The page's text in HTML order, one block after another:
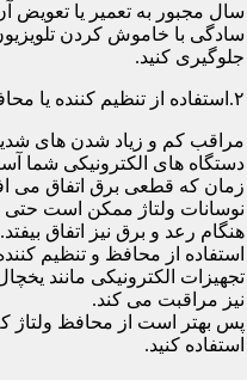
سال مجبور به تعمیر یا تعویض
سادگی با خاموش کردن
جلوگیری کنید.
۲.استفاده از تنظیم کننده یا محافظ ولتاژ
مراقب کم و زیاد شدن های شدید
دستگاه های الکترونیکی شما
زمان که قطعی برق اتفاق می
نوسانات ولتاژ ممکن است
هنگام رعد و برق نیز اتفاق بیفتد.
استفاده از محافظ و تنظیم کننده
تجهیزات الکترونیکی مانند
نیز مراقبت می کند.
پس بهتر است از محافظ ولتاژ
استفاده کنید.